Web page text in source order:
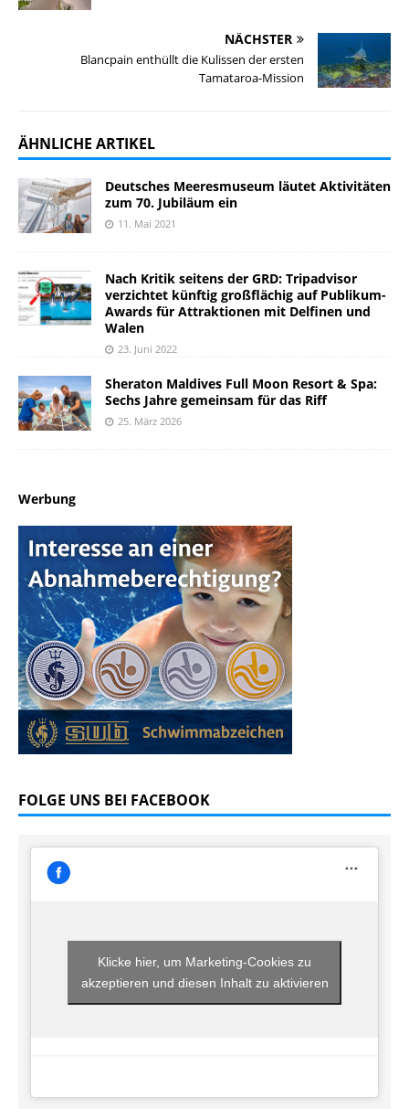
NÄCHSTER
Blancpain enthüllt die Kulissen der ersten
Tamataroa-Mission
ÄHNLICHE ARTIKEL
Deutsches Meeresmuseum läutet Aktivitäten
zum 70. Jubiläum ein
11. Mai 2021
Nach Kritik seitens der GRD: Tripadvisor
verzichtet künftig großflächig auf Publikum-
Awards für Attraktionen mit Delfinen und
Walen
23. Juni 2022
Sheraton Maldives Full Moon Resort & Spa:
Sechs Jahre gemeinsam für das Riff
25. März 2026
Werbung
FOLGE UNS BEI FACEBOOK
Klicke hier, um Marketing-Cookies zu
akzeptieren und diesen Inhalt zu aktivieren